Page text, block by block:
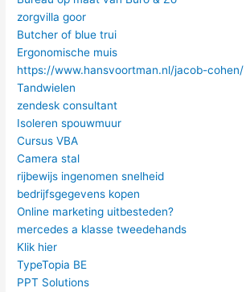
zorgvilla goor
Butcher of blue trui
Ergonomische muis
https://www.hansvoortman.nl/jacob-cohen/
Tandwielen
zendesk consultant
Isoleren spouwmuur
Cursus VBA
Camera stal
rijbewijs ingenomen snelheid
bedrijfsgegevens kopen
Online marketing uitbesteden?
mercedes a klasse tweedehands
Klik hier
TypeTopia BE
PPT Solutions